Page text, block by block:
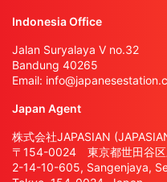
Indonesia Office
Jalan Suryalaya V no.32
Bandung 40265
Email:
Japan Agent
株式会社JAPASIAN
〒154-0024 東京都世田谷
2-14-10-605, Sangenjaya,